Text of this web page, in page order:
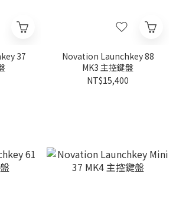
37
Novation Launchkey 88
MK3 主控鍵盤
NT$15,400